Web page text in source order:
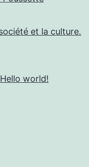
et la culture.
Hello world!